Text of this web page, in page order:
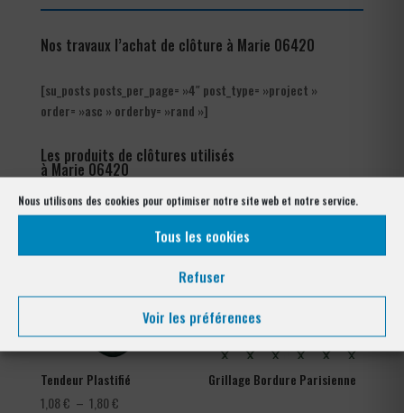
Nous utilisons des cookies pour optimiser notre site web et notre service.
Tous les cookies
Refuser
Voir les préférences
Nos travaux l’achat de clôture à Marie 06420
[su_posts posts_per_page= »4″ post_type= »project »
order= »asc » orderby= »rand »]
Les produits de clôtures utilisés
à Marie 06420
Tendeur Plastifié
1,08€ – 1,80€Plage
Grillage Bordure Parisienne